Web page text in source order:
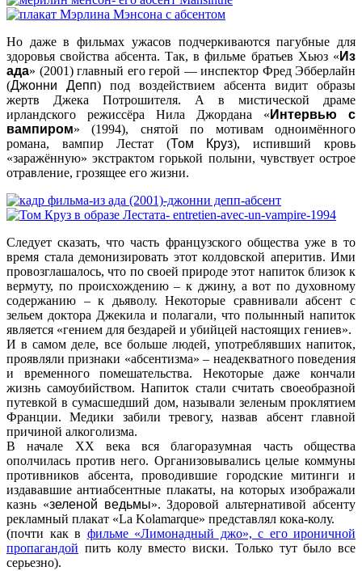
Но даже в фильмах ужасов подчеркиваются пагубные для
здоровья свойства абсента. Так, в фильме братьев Хьюз « Из
ада» (2001) главный его герой — инспектор Фред Эбберлайн
(Джонни Депп) под воздействием абсента видит образы
жертв Джека Потрошителя. А в мистической драме
ирландского режиссёра Нила Джордана « Интервью с
вампиром» (1994), снятой по мотивам одноимённого
романа, вампир Лестат (Том Круз), испивший кровь
«заражённую» экстрактом горькой полыни, чувствует острое
отравление, грозящее его жизни.
Следует сказать, что часть французского общества уже в то
время стала демонизировать этот колдовской аперитив. Ими
провозглашалось, что по своей природе этот напиток близок к
вермуту, по происхождению – к джину, а вот по духовному
содержанию – к дьяволу. Некоторые сравнивали абсент с
зельем доктора Джекила и полагали, что полынный напиток
является «гением для бездарей и убийцей настоящих гениев».
И в самом деле, все больше людей, употреблявших напиток,
проявляли признаки «абсентизма» – неадекватного поведения
и временного помешательства. Некоторые даже кончали
жизнь самоубийством. Напиток стали считать своеобразной
путевкой в сумасшедший дом, называли зеленым проклятием
Франции. Медики забили тревогу, назвав абсент главной
причиной алкоголизма.
В начале XX века вся благоразумная часть общества
ополчилась против него. Организовывались целые коммуны
противников абсента, проводившие городские митинги и
издававшие антиабсентные плакаты, на которых изображали
казнь «зеленой ведьмы». Здоровой альтернативой абсенту
рекламный плакат «La Kolamarque» представлял кока-колу.
(почти как в фильме «Лимонадный джо», с его ироничной
пропагандой пить колу вместо виски. Только тут было все
серьезно).